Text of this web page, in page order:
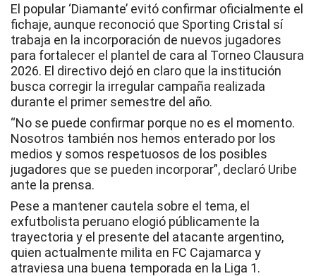
El popular ‘Diamante’ evitó confirmar oficialmente el
fichaje, aunque reconoció que Sporting Cristal sí
trabaja en la incorporación de nuevos jugadores
para fortalecer el plantel de cara al Torneo Clausura
2026. El directivo dejó en claro que la institución
busca corregir la irregular campaña realizada
durante el primer semestre del año.
“No se puede confirmar porque no es el momento.
Nosotros también nos hemos enterado por los
medios y somos respetuosos de los posibles
jugadores que se pueden incorporar”, declaró Uribe
ante la prensa.
Pese a mantener cautela sobre el tema, el
exfutbolista peruano elogió públicamente la
trayectoria y el presente del atacante argentino,
quien actualmente milita en FC Cajamarca y
atraviesa una buena temporada en la Liga 1.